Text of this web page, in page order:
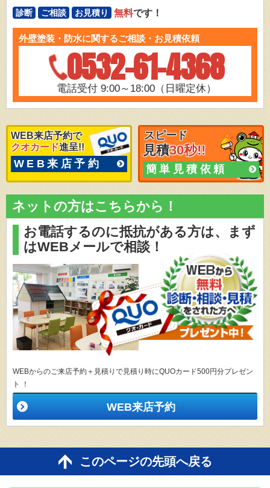
診断 ご相談 お見積り 無料です！
外壁塗装・防水に関するご相談・お見積依頼
0532-61-4368
電話受付 9:00～18:00（日曜定休）
WEB来店予約で
クオカード進呈!!
WEB来店予約
スピード
見積30秒!!
簡単見積依頼
ネットの方はこちらから！
お電話するのに抵抗がある方は、
まず
はWEBメールで相談！
WEBからのご来店予約＋見積りで見積り時にQUOカード500円分プレゼン
ト ！
WEB来店予約
このページの先頭へ戻る